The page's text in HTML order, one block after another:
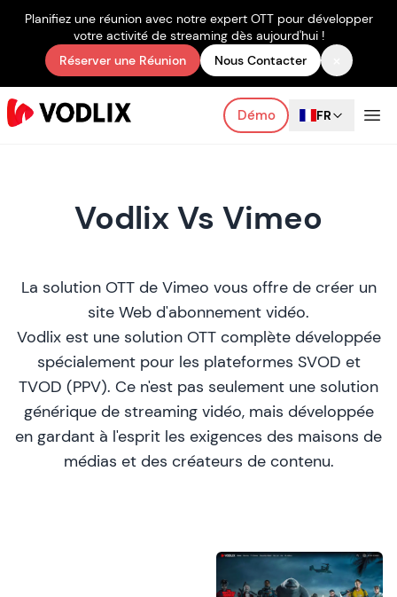
Planifiez une réunion avec notre expert OTT pour développer
votre activité de streaming dès aujourd'hui !
Réserver une Réunion
Nous Contacter
Démo FR
Vodlix Vs Vimeo
La solution OTT de Vimeo vous offre de créer un
site Web d'abonnement vidéo.
Vodlix est une solution OTT complète développée
spécialement pour les plateformes SVOD et
TVOD (PPV). Ce n'est pas seulement une solution
générique de streaming vidéo, mais développée
en gardant à l'esprit les exigences des maisons de
médias et des créateurs de contenu.